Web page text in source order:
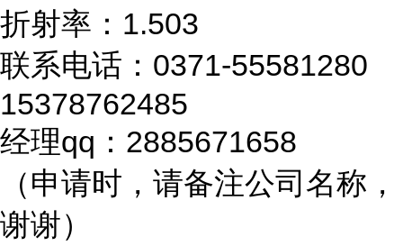
折射率：1.503
联系电话：0371-55581280
15378762485
经理qq：2885671658
（申请时，请备注公司名称，
谢谢）